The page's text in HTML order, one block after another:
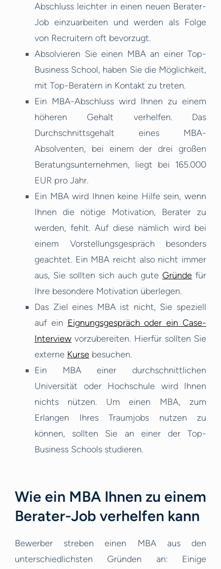
Abschluss leichter in einen neuen Berater-
Job einzuarbeiten und werden als Folge
von Recruitern oft bevorzugt.
Absolvieren Sie einen MBA an einer Top-
Business School, haben Sie die Möglichkeit,
mit Top-Beratern in Kontakt zu treten.
Ein MBA-Abschluss wird Ihnen zu einem
höheren Gehalt verhelfen. Das
Durchschnittsgehalt eines MBA-
Absolventen, bei einem der drei großen
Beratungsunternehmen, liegt bei 165.000
EUR pro Jahr.
Ein MBA wird Ihnen keine Hilfe sein, wenn
Ihnen die nötige Motivation, Berater zu
werden, fehlt. Auf diese nämlich wird bei
einem Vorstellungsgespräch besonders
geachtet. Ein MBA reicht also nicht immer
aus, Sie sollten sich auch gute Gründe für
Ihre besondere Motivation überlegen.
Das Ziel eines MBA ist nicht, Sie speziell
auf ein Eignungsgespräch oder ein Case-
Interview vorzubereiten. Hierfür sollten Sie
externe Kurse besuchen.
Ein MBA einer durchschnittlichen
Universität oder Hochschule wird Ihnen
nichts nützen. Um einen MBA, zum
Erlangen Ihres Traumjobs nutzen zu
können, sollten Sie an einer der Top-
Business Schools studieren.
Wie ein MBA Ihnen zu einem
Berater-Job verhelfen kann
Bewerber streben einen MBA aus den
unterschiedlichsten Gründen an: Einige